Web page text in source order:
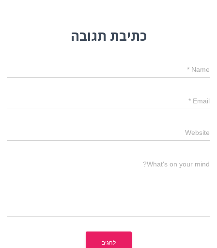
כתיבת תגובה
Name
*
Email
*
Website
What's on your mind?